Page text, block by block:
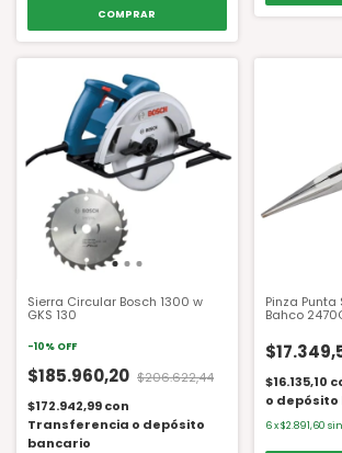
Sierra Circular Bosch 1300 w
GKS 130
-10% OFF
$185.960,20 $206.622,44
$172.942,99con
Transferencia o depósito
bancario
Pinza
Bahco
$16.135,10
o
6 x$2.891,60